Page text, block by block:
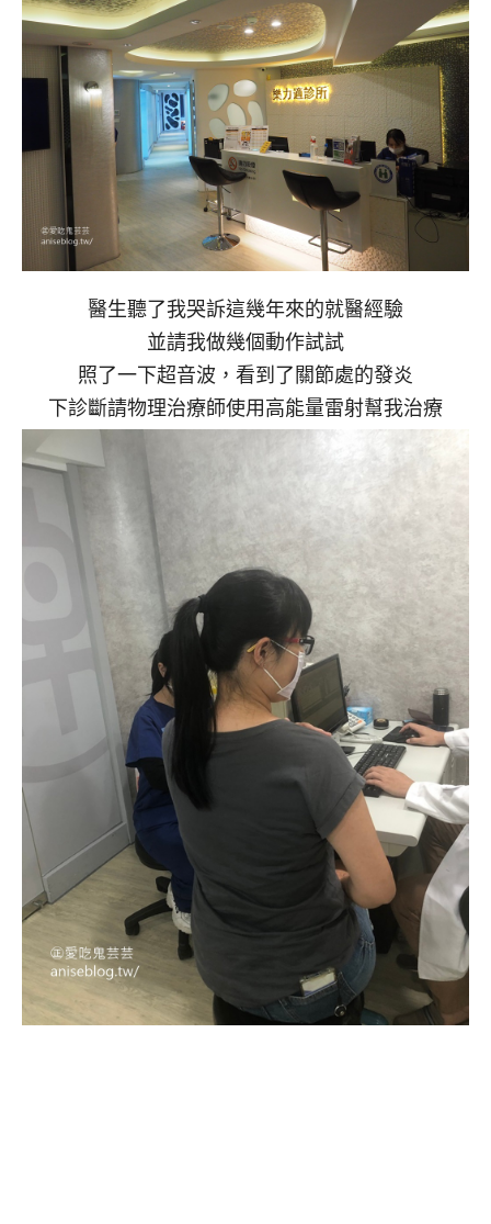
醫生聽了我哭訴這幾年來的就醫經驗
並請我做幾個動作試試
照了一下超音波，看到了關節處的發炎
下診斷請物理治療師使用高能量雷射幫我治療